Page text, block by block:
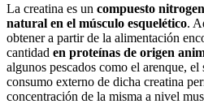
La creatina es un compuesto
natural en el músculo esquelético.
obtener a partir de la alimentación
cantidad en proteínas de origen
algunos pescados como el arenque,
consumo externo de dicha creatina
concentración de la misma a nivel